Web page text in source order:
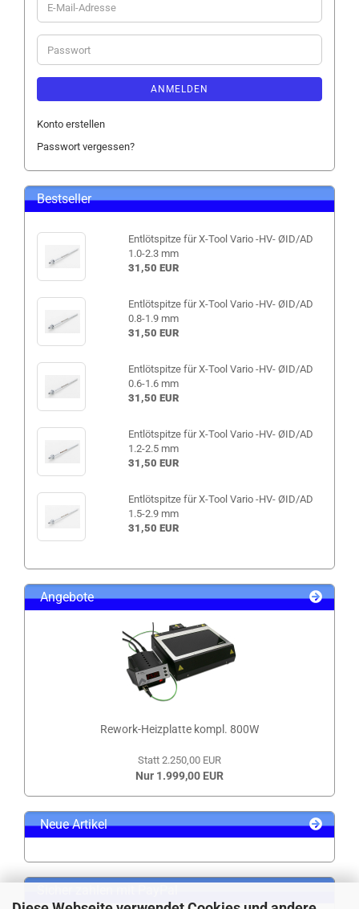
E-
Mail-
Adresse
Passwort
ANMELDEN
Konto erstellen
Passwort vergessen?
Bestseller
Entlötspitze für X-Tool Vario -HV- ØID/AD
1.0-2.3 mm
31,50 EUR
Entlötspitze für X-Tool Vario -HV- ØID/AD
0.8-1.9 mm
31,50 EUR
Entlötspitze für X-Tool Vario -HV- ØID/AD
0.6-1.6 mm
31,50 EUR
Entlötspitze für X-Tool Vario -HV- ØID/AD
1.2-2.5 mm
31,50 EUR
Entlötspitze für X-Tool Vario -HV- ØID/AD
1.5-2.9 mm
31,50 EUR
Angebote
Rework-Heizplatte kompl. 800W
Statt 2.250,00 EUR
Nur 1.999,00 EUR
Neue Artikel